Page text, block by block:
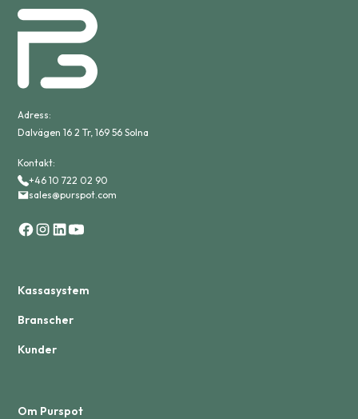
Adress:
Dalvägen 16 2 Tr, 169 56 Solna
Kontakt:
+46 10 722 02 90
sales@purspot.com
Kassasystem
Branscher
Kunder
Om Purspot